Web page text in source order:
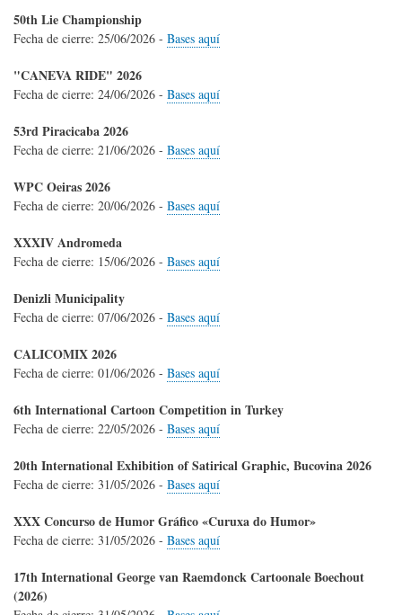
50th Lie Championship
Fecha de cierre: 25/06/2026 - Bases aquí
"CANEVA RIDE" 2026
Fecha de cierre: 24/06/2026 - Bases aquí
53rd Piracicaba 2026
Fecha de cierre: 21/06/2026 - Bases aquí
WPC Oeiras 2026
Fecha de cierre: 20/06/2026 - Bases aquí
XXXIV Andromeda
Fecha de cierre: 15/06/2026 - Bases aquí
Denizli Municipality
Fecha de cierre: 07/06/2026 - Bases aquí
CALICOMIX 2026
Fecha de cierre: 01/06/2026 - Bases aquí
6th International Cartoon Competition in Turkey
Fecha de cierre: 22/05/2026 - Bases aquí
20th International Exhibition of Satirical Graphic, Bucovina 2026
Fecha de cierre: 31/05/2026 - Bases aquí
XXX Concurso de Humor Gráfico «Curuxa do Humor»
Fecha de cierre: 31/05/2026 - Bases aquí
17th International George van Raemdonck Cartoonale Boechout
(2026)